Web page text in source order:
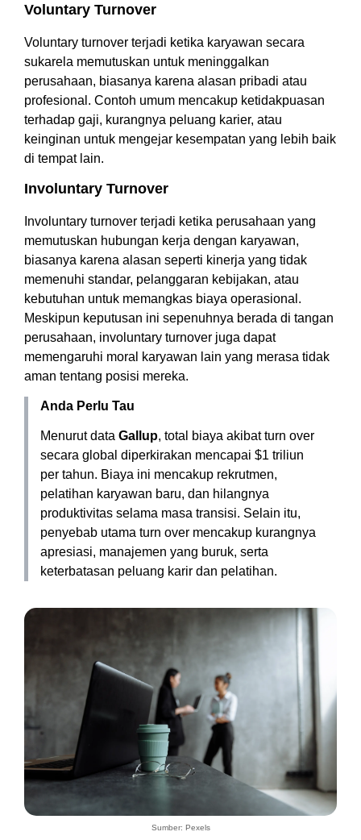
Voluntary Turnover
Voluntary turnover terjadi ketika karyawan secara
sukarela memutuskan untuk meninggalkan
perusahaan, biasanya karena alasan pribadi atau
profesional. Contoh umum mencakup ketidakpuasan
terhadap gaji, kurangnya peluang karier, atau
keinginan untuk mengejar kesempatan yang lebih baik
di tempat lain.
Involuntary Turnover
Involuntary turnover terjadi ketika perusahaan yang
memutuskan hubungan kerja dengan karyawan,
biasanya karena alasan seperti kinerja yang tidak
memenuhi standar, pelanggaran kebijakan, atau
kebutuhan untuk memangkas biaya operasional.
Meskipun keputusan ini sepenuhnya berada di tangan
perusahaan, involuntary turnover juga dapat
memengaruhi moral karyawan lain yang merasa tidak
aman tentang posisi mereka.
Anda Perlu Tau
Menurut data Gallup, total biaya akibat turn over
secara global diperkirakan mencapai $1 triliun
per tahun. Biaya ini mencakup rekrutmen,
pelatihan karyawan baru, dan hilangnya
produktivitas selama masa transisi. Selain itu,
penyebab utama turn over mencakup kurangnya
apresiasi, manajemen yang buruk, serta
keterbatasan peluang karir dan pelatihan.
Sumber: Pexels